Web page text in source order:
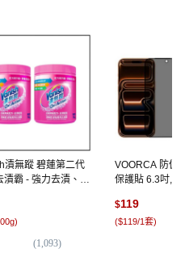
漬無蹤 碧蓮第二代
漬霸 - 強力去漬、護
)
(1,093)
VOORCA 防偷
保護貼 6.3吋, 1
$119
($119/1套)